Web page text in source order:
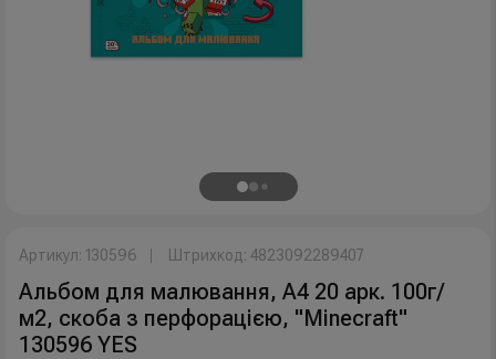
Артикул: 130596 Штрихкод: 4823092289407
Альбом для малювання, А4 20 арк. 100г/
м2, скоба з перфорацією, "Minecraft"
130596 YES